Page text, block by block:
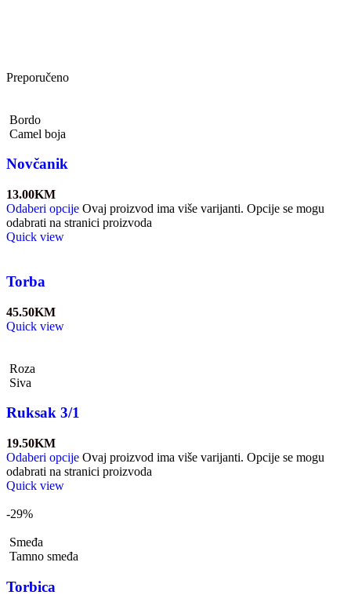
Preporučeno
Bordo
Camel boja
Novčanik
13.00KM
Odaberi opcije Ovaj proizvod ima više varijanti. Opcije se mogu
odabrati na stranici proizvoda
Quick view
Torba
45.50KM
Quick view
Roza
Siva
Ruksak 3/1
19.50KM
Odaberi opcije Ovaj proizvod ima više varijanti. Opcije se mogu
odabrati na stranici proizvoda
Quick view
-29%
Smeđa
Tamno smeđa
Torbica